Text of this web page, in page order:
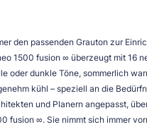
den passenden Grauton zur
1500 fusion ∞ überzeugt mit 16
oder dunkle Töne, sommerlich
kühl – speziell an die
und Planern angepasst,
fusion ∞. Sie nimmt sich immer